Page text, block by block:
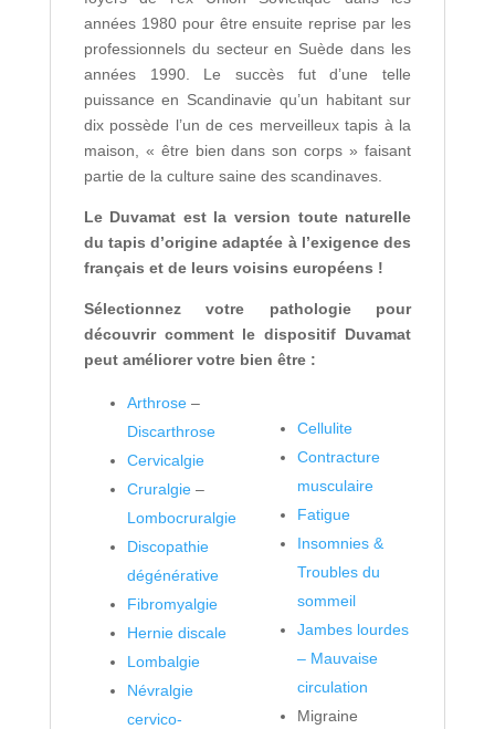
années 1980 pour être ensuite reprise par les
professionnels du secteur en Suède dans les
années 1990. Le succès fut d’une telle
puissance en Scandinavie qu’un habitant sur
dix possède l’un de ces merveilleux tapis à la
maison, « être bien dans son corps » faisant
partie de la culture saine des scandinaves.
Le Duvamat est la version toute naturelle
du tapis d’origine adaptée à l’exigence des
français et de leurs voisins européens !
Sélectionnez votre pathologie pour
découvrir comment le dispositif Duvamat
peut améliorer votre bien être :
Arthrose–
Discarthrose
Cervicalgie
Cruralgie–
Lombocruralgie
Discopathie
dégénérative
Fibromyalgie
Hernie discale
Lombalgie
Névralgie
cervico-
Cellulite
Contracture
musculaire
Fatigue
Insomnies &
Troubles du
sommeil
Jambes lourdes
– Mauvaise
circulation
Migraine